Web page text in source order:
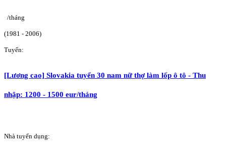
/tháng
(1981 - 2006)
Tuyển:
[Lương cao] Slovakia tuyển 30 nam nữ thợ làm lốp ô tô - Thu
nhập: 1200 - 1500 eur/tháng
Nhà tuyển dụng: